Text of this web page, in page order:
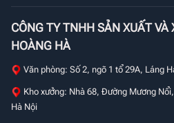
CÔNG TY TNHH SẢN XUẤT VÀ
HOÀNG HÀ
Văn phòng: Số 2, ngõ 1 tổ 29A, Láng
Kho xưởng: Nhà 68, Đường Mương
Hà Nội